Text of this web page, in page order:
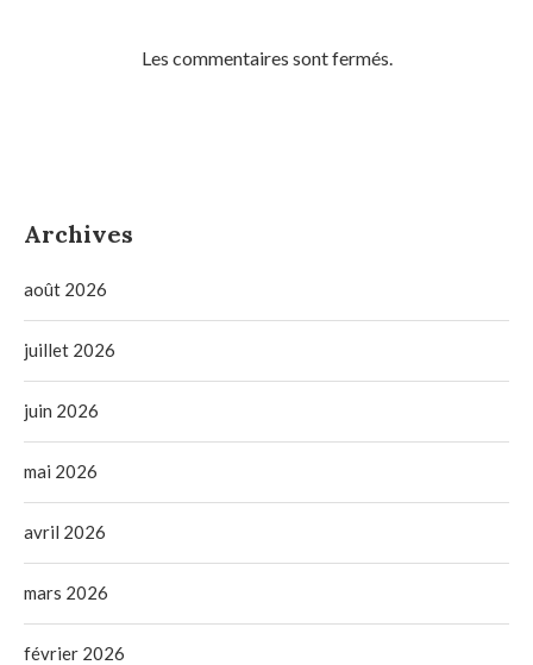
Les commentaires sont fermés.
Archives
août 2026
juillet 2026
juin 2026
mai 2026
avril 2026
mars 2026
février 2026